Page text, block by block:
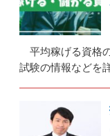
平均稼げる資格
試験の情報などを